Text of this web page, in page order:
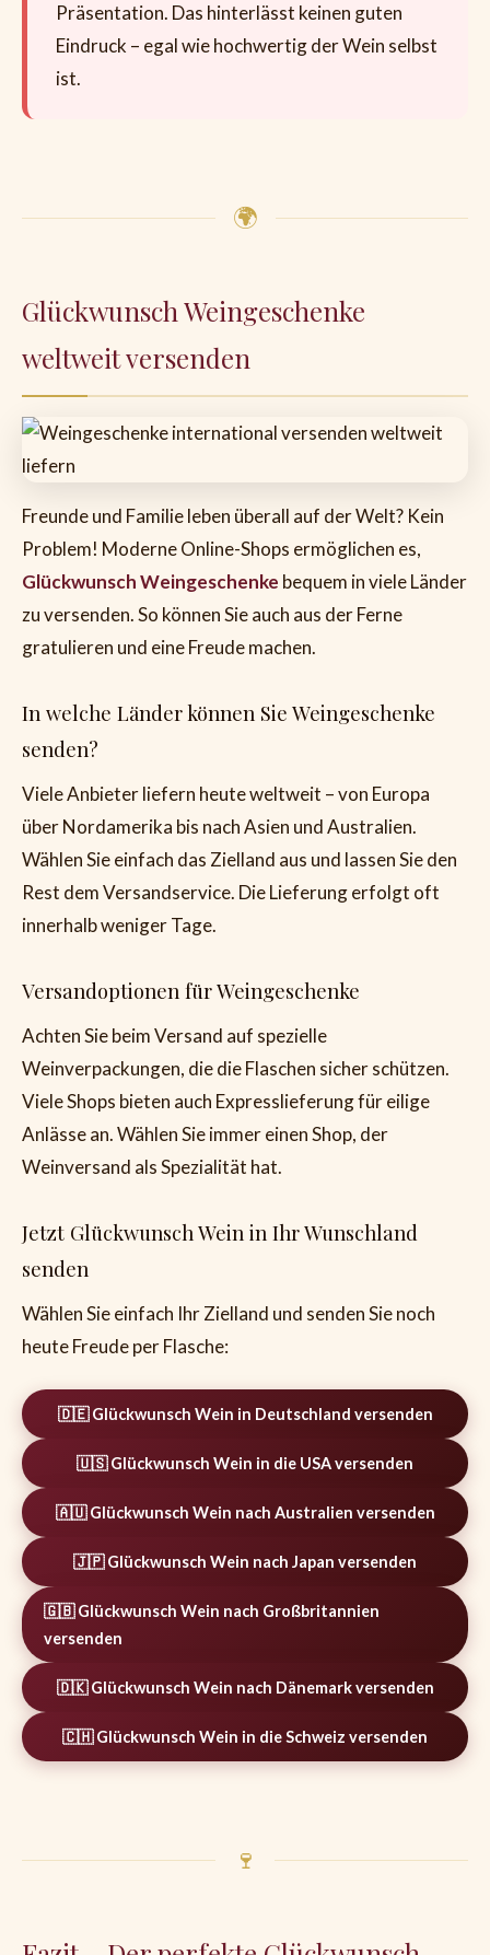
Präsentation. Das hinterlässt keinen guten
Eindruck – egal wie hochwertig der Wein selbst
ist.
🌍
Glückwunsch Weingeschenke
weltweit versenden
Freunde und Familie leben überall auf der Welt? Kein
Problem! Moderne Online-Shops ermöglichen es,
Glückwunsch Weingeschenke bequem in viele Länder
zu versenden. So können Sie auch aus der Ferne
gratulieren und eine Freude machen.
In welche Länder können Sie Weingeschenke
senden?
Viele Anbieter liefern heute weltweit – von Europa
über Nordamerika bis nach Asien und Australien.
Wählen Sie einfach das Zielland aus und lassen Sie den
Rest dem Versandservice. Die Lieferung erfolgt oft
innerhalb weniger Tage.
Versandoptionen für Weingeschenke
Achten Sie beim Versand auf spezielle
Weinverpackungen, die die Flaschen sicher schützen.
Viele Shops bieten auch Expresslieferung für eilige
Anlässe an. Wählen Sie immer einen Shop, der
Weinversand als Spezialität hat.
Jetzt Glückwunsch Wein in Ihr Wunschland
senden
Wählen Sie einfach Ihr Zielland und senden Sie noch
heute Freude per Flasche:
🇩🇪 Glückwunsch Wein in Deutschland versenden
🇺🇸 Glückwunsch Wein in die USA versenden
🇦🇺 Glückwunsch Wein nach Australien versenden
🇯🇵 Glückwunsch Wein nach Japan versenden
🇬🇧 Glückwunsch Wein nach Großbritannien
versenden
🇩🇰 Glückwunsch Wein nach Dänemark versenden
🇨🇭 Glückwunsch Wein in die Schweiz versenden
🍷